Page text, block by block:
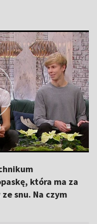
która ma za
snu. Na czym